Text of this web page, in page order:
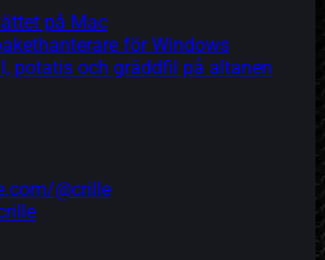
på Mac
för Windows
potatis och gräddfil på altanen
@crille